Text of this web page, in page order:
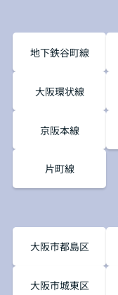
地下鉄谷町線
大阪環状線
京阪本線
片町線
大阪市都島区
大阪市城東区